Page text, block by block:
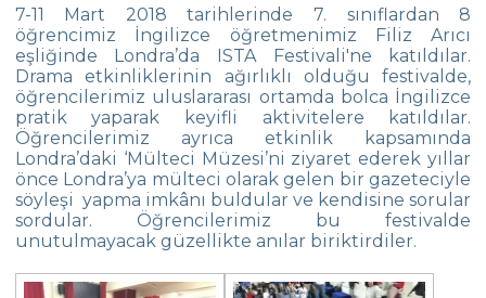
Concours 2022 de Chanson Francophones
5.Sınıf Öğrencilerimizle Tarihe Yolculuk
Yüzmede Bir Başarı Daha
Türk Zekâ Vakfı Şampiyonası
Kitap Değiş Tokuş Kampanyası
SEMEP Etkinliğinde Su ve Toprak Kirliliğine
Dikkat Çektik
7-11 Mart 2018 tarihlerinde 7. sınıflardan 8
öğrencimiz İngilizce öğretmenimiz Filiz Arıcı
eşliğinde Londra’da ISTA Festivali'ne katıldılar.
Drama etkinliklerinin ağırlıklı olduğu festivalde,
öğrencilerimiz uluslararası ortamda bolca İngilizce
pratik yaparak keyifli aktivitelere katıldılar.
Öğrencilerimiz ayrıca etkinlik kapsamında
Londra’daki ‘Mülteci Müzesi’ni ziyaret ederek yıllar
önce Londra’ya mülteci olarak gelen bir gazeteciyle
söyleşi yapma imkânı buldular ve kendisine sorular
sordular. Öğrencilerimiz bu festivalde
unutulmayacak güzellikte anılar biriktirdiler.